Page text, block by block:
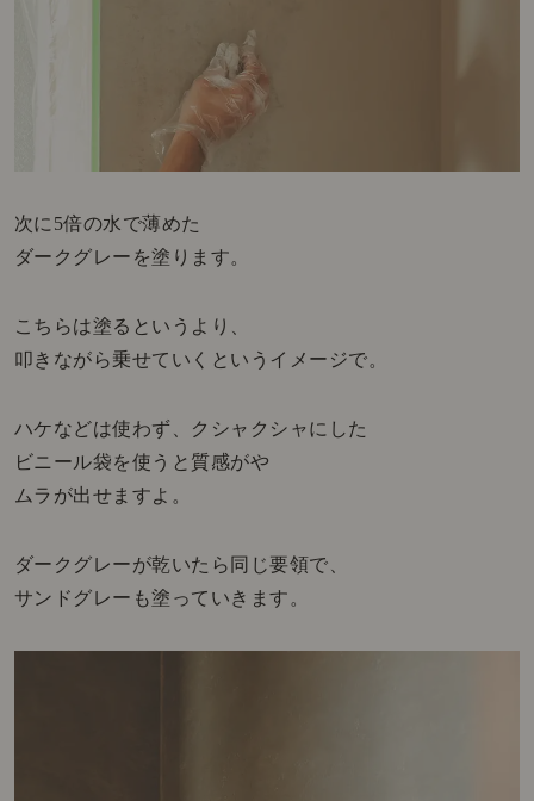
次に5倍の水で薄めた
ダークグレーを塗ります。
こちらは塗るというより、
叩きながら乗せていくというイメージで。
ハケなどは使わず、クシャクシャにした
ビニール袋を使うと質感がや
ムラが出せますよ。
ダークグレーが乾いたら同じ要領で、
サンドグレーも塗っていきます。